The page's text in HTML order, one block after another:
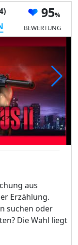
95
BEWERTUNG
Intravenous 2
aus
Erzählung.
suchen oder
Die Wahl liegt